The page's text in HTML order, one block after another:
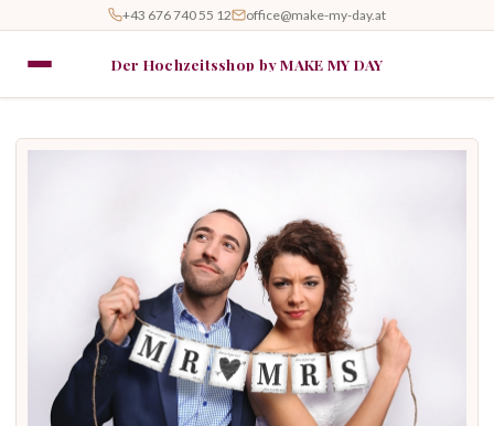
+43 676 740 55 12 office@make-my-day.at
Der Hochzeitsshop by MAKE MY DAY